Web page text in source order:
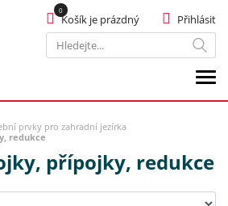
Hledat
Přihlásit
Košík je prázdný
prvky pro zahradní jezírka
redukce
přípojky, redukce